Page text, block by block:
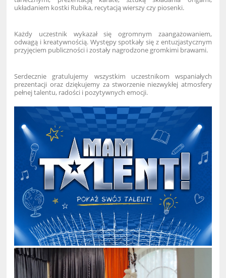
układaniem kostki Rubika, recytacją wierszy czy piosenki.
Każdy uczestnik wykazał się ogromnym zaangażowaniem,
odwagą i kreatywnością. Występy spotkały się z entuzjastycznym
przyjęciem publiczności i zostały nagrodzone gromkimi brawami.
Serdecznie gratulujemy wszystkim uczestnikom wspaniałych
prezentacji oraz dziękujemy za stworzenie niezwykłej atmosfery
pełnej talentu, radości i pozytywnych emocji.